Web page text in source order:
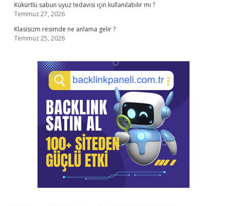
Kükürtlü sabun uyuz tedavisi için kullanılabilir mi ?
Temmuz 27, 2026
Klasisizm resimde ne anlama gelir ?
Temmuz 25, 2026